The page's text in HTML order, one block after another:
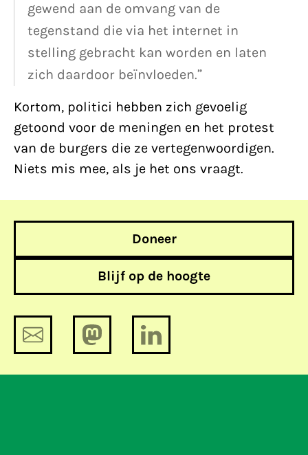
gewend aan de omvang van de
tegenstand die via het internet in
stelling gebracht kan worden en laten
zich daardoor beïnvloeden.”
Kortom, politici hebben zich gevoelig
getoond voor de meningen en het protest
van de burgers die ze vertegenwoordigen.
Niets mis mee, als je het ons vraagt.
Doneer
Blijf op de hoogte